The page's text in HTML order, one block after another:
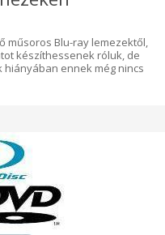
műsoros Blu-ray lemezektől,
készíthessenek róluk, de
ennek még nincs